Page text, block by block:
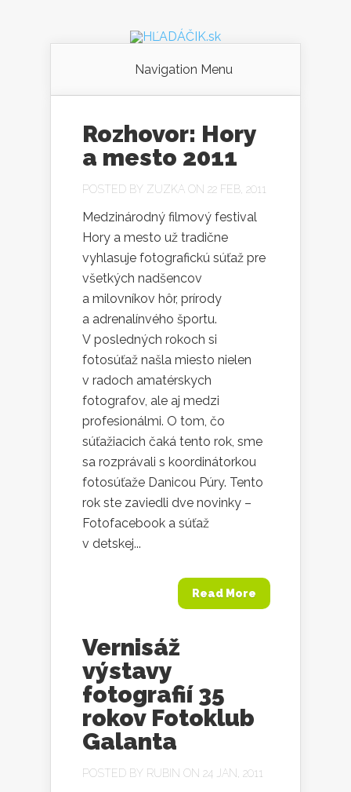
Navigation Menu
Rozhovor: Hory
a mesto 2011
POSTED BY ZUZKA ON 22 FEB, 2011
Medzinárodný filmový festival
Hory a mesto už tradične
vyhlasuje fotografickú súťaž pre
všetkých nadšencov
a milovníkov hôr, prírody
a adrenalínvého športu.
V posledných rokoch si
fotosúťaž našla miesto nielen
v radoch amatérskych
fotografov, ale aj medzi
profesionálmi. O tom, čo
súťažiacich čaká tento rok, sme
sa rozprávali s koordinátorkou
fotosúťaže Danicou Púry. Tento
rok ste zaviedli dve novinky –
Fotofacebook a súťaž
v detskej...
Read More
Vernisáž
výstavy
fotografií 35
rokov Fotoklub
Galanta
POSTED BY RUBIN ON 24 JAN, 2011